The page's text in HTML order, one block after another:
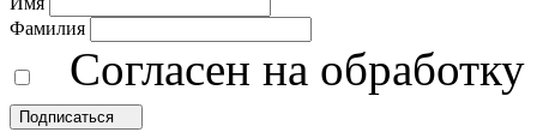
Фамилия
Согласен на
Подписаться